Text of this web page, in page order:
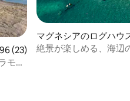
ュー23件、5つ星中4.96つ星の
(23)
モ
マグネシアのログハウ
絶景が楽しめる、海辺